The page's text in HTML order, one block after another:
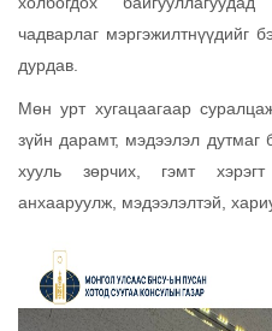
чадварлаг мэргэжилтнүүдийг
дурдав.
Мөн урт хугацаагаар
зүйн дарамт, мэдээлэл дутмаг
хууль зөрчих, гэмт
анхааруулж, мэдээлэлтэй,